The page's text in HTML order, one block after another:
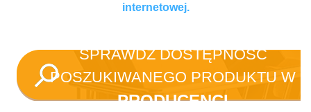
internetowej.
SPRAWDŹ DOSTĘPNOŚĆ
POSZUKIWANEGO PRODUKTU W
PRODUCENCI